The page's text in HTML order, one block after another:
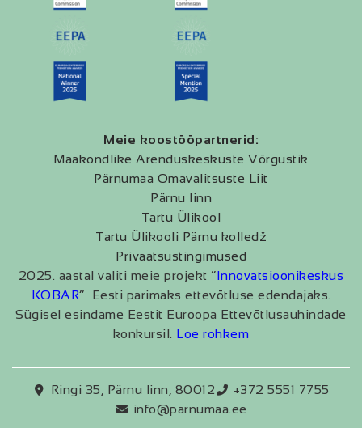
Meie koostööpartnerid:
Maakondlike Arenduskeskuste Võrgustik
Pärnumaa Omavalitsuste Liit
Pärnu linn
Tartu Ülikool
Tartu Ülikooli Pärnu kolledž
Privaatsustingimused
2025. aastal valiti meie projekt “Innovatsioonikeskus
KOBAR” Eesti parimaks ettevõtluse edendajaks.
Sügisel esindame Eestit Euroopa Ettevõtlusauhindade
konkursil. Loe rohkem
Ringi 35, Pärnu linn, 80012
+372 5551 7755
info@parnumaa.ee